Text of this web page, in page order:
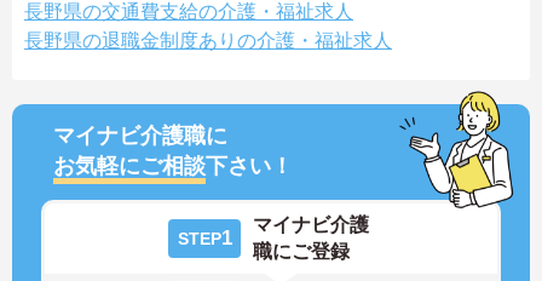
長野県の交通費支給の介護・福祉求人
長野県の退職金制度ありの介護・福祉求人
マイナビ介護職に
お気軽にご相談下さい！
STEP1
マイナビ介護
職にご登録